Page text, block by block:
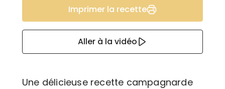
Imprimer la recette
Aller à la vidéo
Une délicieuse recette campagnarde